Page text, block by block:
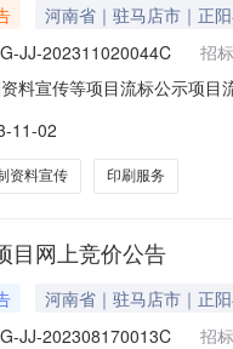
河南省｜驻马店市｜正
JJ-202311020044C 招
料宣传等项目流标公示项
时间（北京时间）：2023-
11-02
资料宣传 印刷服务
目网上竞价公告
河南省｜驻马店市｜正
JJ-202308170013C 招